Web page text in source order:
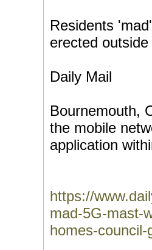
Residents
erected
Daily Mail
Bournemouth,
the mobile
application
https://
mad-5G-mast-
homes-council-